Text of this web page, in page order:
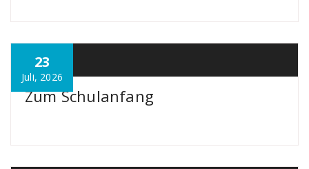
23
Juli, 2026
Allgemein
Zum Schulanfang